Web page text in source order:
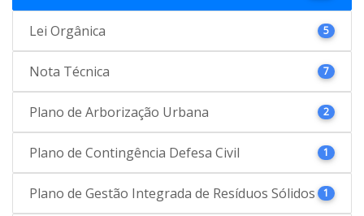
Lei Orgânica 5
Nota Técnica 7
Plano de Arborização Urbana 2
Plano de Contingência Defesa Civil 1
Plano de Gestão Integrada de Resíduos Sólidos 1